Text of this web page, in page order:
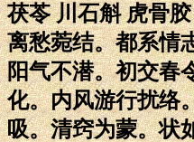
茯苓 川石斛 虎骨胶
离愁菀结。都系情
阳气不潜。初交春
化。内风游行扰络
吸。清窍为蒙。状